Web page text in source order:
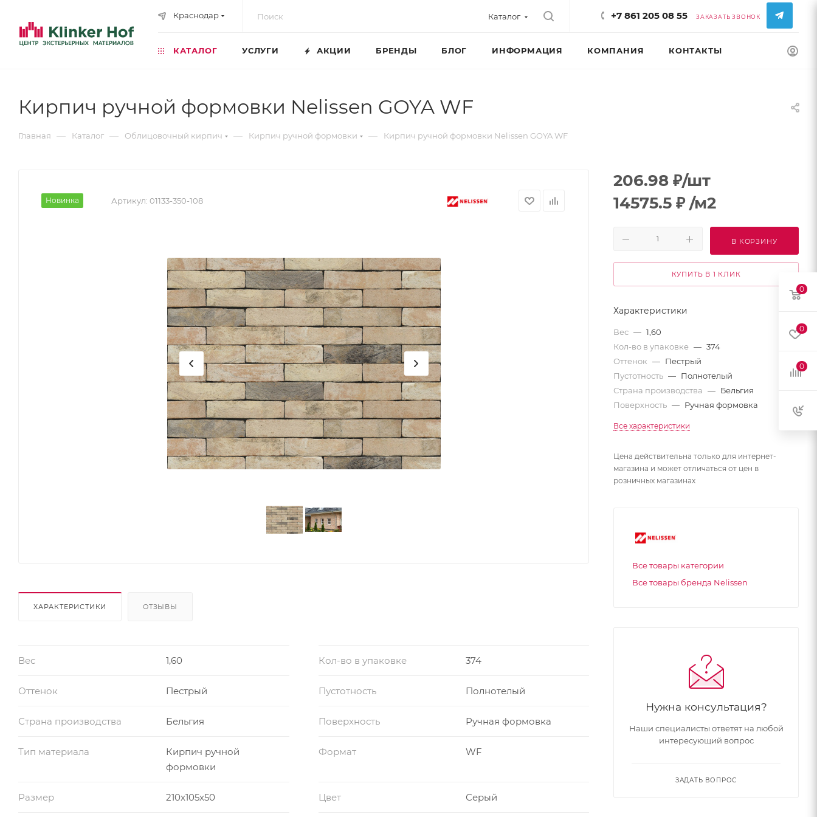
Краснодар Каталог +7 861 205 08 55 ЗАКАЗАТЬ ЗВОНОК
КАТАЛОГ УСЛУГИ АКЦИИ БРЕНДЫ БЛОГ ИНФОРМАЦИЯ КОМПАНИЯ КОНТАКТЫ
Кирпич ручной формовки Nelissen GOYA WF
Главная — Каталог — Облицовочный кирпич — Кирпич ручной формовки — Кирпич ручной формовки Nelissen GOYA WF
Новинка Артикул: 01133-350-108
ХАРАКТЕРИСТИКИ ОТЗЫВЫ
Вес 1,60 Кол-во в упаковке 374
Оттенок Пестрый Пустотность Полнотелый
Страна производства Бельгия Поверхность Ручная формовка
Тип материала
Кирпич ручной
формовки
Формат WF
Размер 210x105x50 Цвет Серый
206.98 ₽/шт
14575.5 ₽ /м2
В КОРЗИНУ
КУПИТЬ В 1 КЛИК
Характеристики
Вес — 1,60
Кол-во в упаковке — 374
Оттенок — Пестрый
Пустотность — Полнотелый
Страна производства — Бельгия
Поверхность — Ручная формовка
Все характеристики
Цена действительна только для интернет-
магазина и может отличаться от цен в
розничных магазинах
Все товары категории
Все товары бренда Nelissen
Нужна консультация?
Наши специалисты ответят на любой
интересующий вопрос
ЗАДАТЬ ВОПРОС
0
0
0